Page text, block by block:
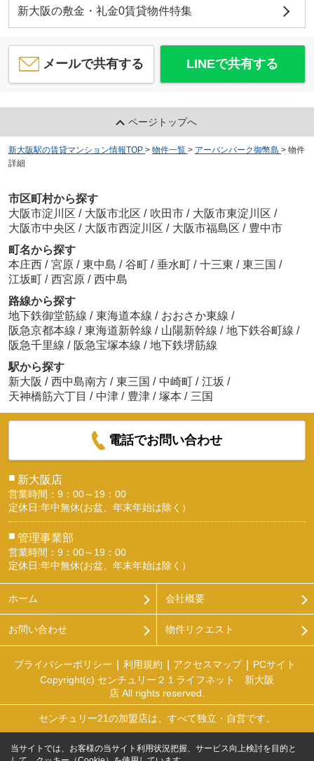
新大阪の敷金・礼金0賃貸物件特集
メールで共有する LINEで共有する
ページトップへ
新大阪駅の賃貸マンション情報TOP > 物件一覧 > アーバンパーク御幣島 > 物件
詳細
市区町村から探す
大阪市淀川区 / 大阪市北区 / 吹田市 / 大阪市東淀川区 /
大阪市中央区 / 大阪市西淀川区 / 大阪市福島区 / 豊中市
町名から探す
本庄西 / 宮原 / 東中島 / 谷町 / 垂水町 / 十三東 / 東三国 /
江坂町 / 西宮原 / 西中島
路線から探す
地下鉄御堂筋線 / 東海道本線 / おおさか東線 /
阪急京都本線 / 東海道新幹線 / 山陽新幹線 / 地下鉄谷町線 /
阪急千里線 / 阪急宝塚本線 / 地下鉄堺筋線
駅から探す
新大阪 / 西中島南方 / 東三国 / 中崎町 / 江坂 /
天神橋筋六丁目 / 中津 / 豊津 / 塚本 / 三国
電話でお問い合わせ
■ 新大阪店
営業時間：9：00～19：00
定休日:年中無休(お盆、年末年始は除く）
■ 管理事業部
営業時間：9：00～19：00
定休日:年中無休(お盆、年末年始は除く）
ホーム 会社概要
お問い合わせ 物件リクエスト
プライバシーポリシー 利用規約 アクセスマップ
PCサイト
Copyright(c) センチュリー２１ライフネット 新大阪
店 All rights reserved.
センチュリー21の加盟店は、すべて独立・自営です。
当サイトでは、お客様の当サイト利用状況把握、サービス向上検討を目的と